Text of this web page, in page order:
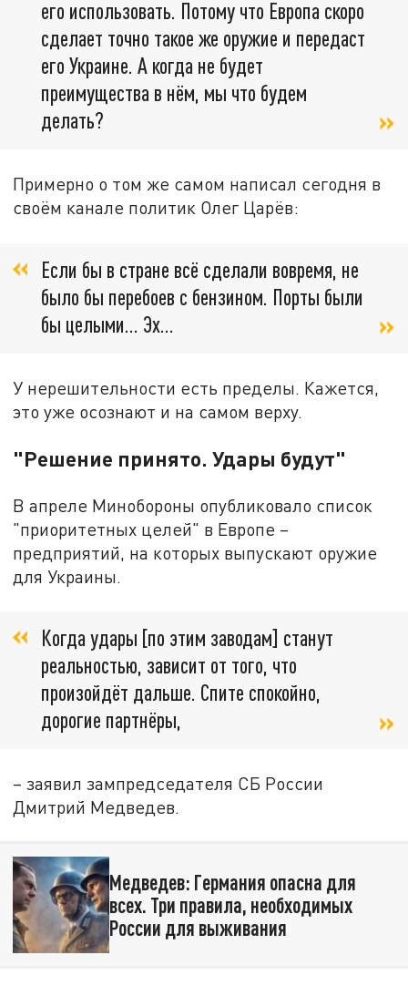
его использовать. Потому что Европа скоро
сделает точно такое же оружие и передаст
его Украине. А когда не будет
преимущества в нём, мы что будем
делать?
Примерно о том же самом написал сегодня в
своём канале политик Олег Царёв:
Если бы в стране всё сделали вовремя, не
было бы перебоев с бензином. Порты были
бы целыми… Эх…
У нерешительности есть пределы. Кажется,
это уже осознают и на самом верху.
"Решение принято. Удары будут"
В апреле Минобороны опубликовало список
"приоритетных целей" в Европе –
предприятий, на которых выпускают оружие
для Украины.
Когда удары [по этим заводам] станут
реальностью, зависит от того, что
произойдёт дальше. Спите спокойно,
дорогие партнёры,
– заявил зампредседателя СБ России
Дмитрий Медведев.
Медведев: Германия опасна для
всех. Три правила, необходимых
России для выживания